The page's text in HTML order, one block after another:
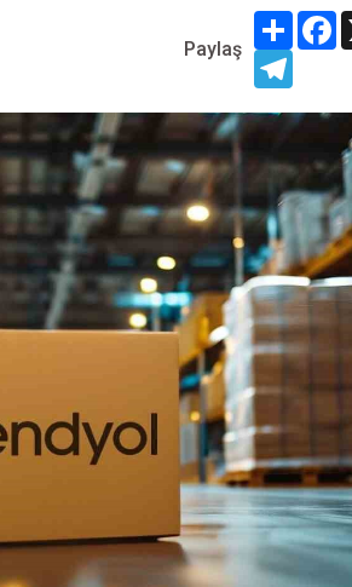
Paylaş
Share